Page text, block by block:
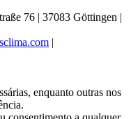
76 | 37083 Göttingen |
|
enquanto outras nos